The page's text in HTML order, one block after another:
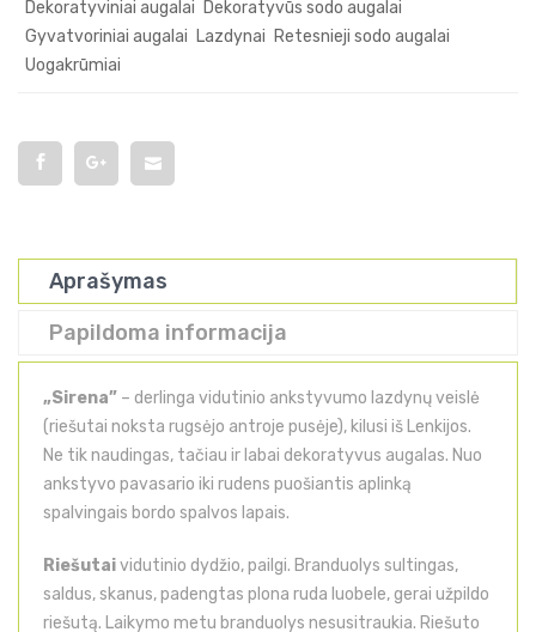
Dekoratyviniai augalai Dekoratyvūs sodo augalai
Gyvatvoriniai augalai Lazdynai Retesnieji sodo augalai
Uogakrūmiai
Aprašymas
Papildoma informacija
„Sirena” – derlinga vidutinio ankstyvumo lazdynų veislė
(riešutai noksta rugsėjo antroje pusėje), kilusi iš Lenkijos.
Ne tik naudingas, tačiau ir labai dekoratyvus augalas. Nuo
ankstyvo pavasario iki rudens puošiantis aplinką
spalvingais bordo spalvos lapais.
Riešutaividutinio dydžio, pailgi. Branduolys sultingas,
saldus, skanus, padengtas plona ruda luobele, gerai užpildo
riešutą. Laikymo metu branduolys nesusitraukia. Riešuto